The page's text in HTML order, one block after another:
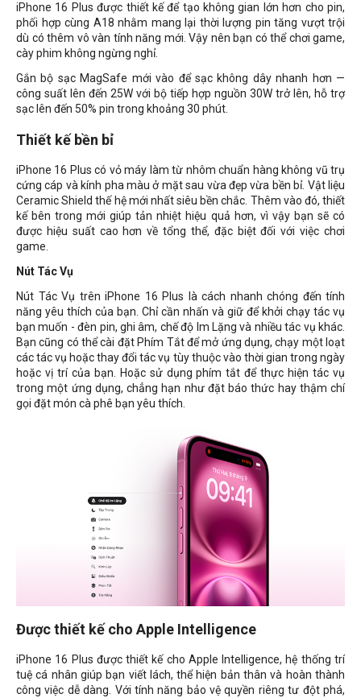
iPhone 16 Plus được thiết kế để tạo không gian lớn hơn cho pin,
phối hợp cùng A18 nhằm mang lại thời lượng pin tăng vượt trội
dù có thêm vô vàn tính năng mới. Vậy nên bạn có thể chơi game,
cày phim không ngừng nghỉ.
Gắn bộ sạc MagSafe mới vào để sạc không dây nhanh hơn —
công suất lên đến 25W với bộ tiếp hợp nguồn 30W trở lên, hỗ trợ
sạc lên đến 50% pin trong khoảng 30 phút.
Thiết kế bền bỉ
iPhone 16 Plus có vỏ máy làm từ nhôm chuẩn hàng không vũ trụ
cứng cáp và kính pha màu ở mặt sau vừa đẹp vừa bền bỉ. Vật liệu
Ceramic Shield thế hệ mới nhất siêu bền chắc. Thêm vào đó, thiết
kế bên trong mới giúp tản nhiệt hiệu quả hơn, vì vậy bạn sẽ có
được hiệu suất cao hơn về tổng thể, đặc biệt đối với việc chơi
game.
Nút Tác Vụ
Nút Tác Vụ trên iPhone 16 Plus là cách nhanh chóng đến tính
năng yêu thích của bạn. Chỉ cần nhấn và giữ để khởi chạy tác vụ
bạn muốn - đèn pin, ghi âm, chế độ Im Lặng và nhiều tác vụ khác.
Bạn cũng có thể cài đặt Phím Tắt để mở ứng dụng, chạy một loạt
các tác vụ hoặc thay đổi tác vụ tùy thuộc vào thời gian trong ngày
hoặc vị trí của bạn. Hoặc sử dụng phím tắt để thực hiện tác vụ
trong một ứng dụng, chẳng hạn như đặt báo thức hay thậm chí
gọi đặt món cà phê bạn yêu thích.
Được thiết kế cho Apple Intelligence
iPhone 16 Plus được thiết kế cho Apple Intelligence, hệ thống trí
tuệ cá nhân giúp bạn viết lách, thể hiện bản thân và hoàn thành
công việc dễ dàng. Với tính năng bảo vệ quyền riêng tư đột phá,